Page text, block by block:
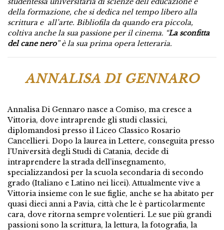
della formazione, che si dedica nel tempo libero alla
scrittura e all’arte. Bibliofila da quando era piccola,
coltiva anche la sua passione per il cinema. “La sconfitta
del cane nero” è la sua prima opera letteraria.
ANNALISA DI GENNARO
Annalisa Di Gennaro nasce a Comiso, ma cresce a
Vittoria, dove intraprende gli studi classici,
diplomandosi presso il Liceo Classico Rosario
Cancellieri. Dopo la laurea in Lettere, conseguita presso
l’Università degli Studi di Catania, decide di
intraprendere la strada dell’insegnamento,
specializzandosi per la scuola secondaria di secondo
grado (Italiano e Latino nei licei). Attualmente vive a
Vittoria insieme con le sue figlie, anche se ha abitato per
quasi dieci anni a Pavia, città che le è particolarmente
cara, dove ritorna sempre volentieri. Le sue più grandi
passioni sono la scrittura, la lettura, la fotografia, la